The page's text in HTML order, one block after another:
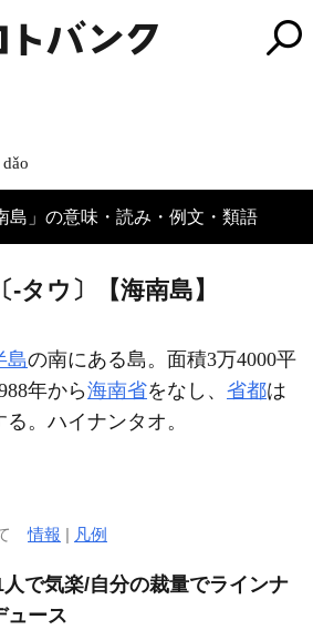
島」の意味・読み・例文・類語
タウ〕【海南島】
島の南にある島。面積3万4000平
年から海南省をなし、 省都は
る。ハイナンタオ。
て情報 | 凡例
で気楽/自分の裁量でラインナ
ュース